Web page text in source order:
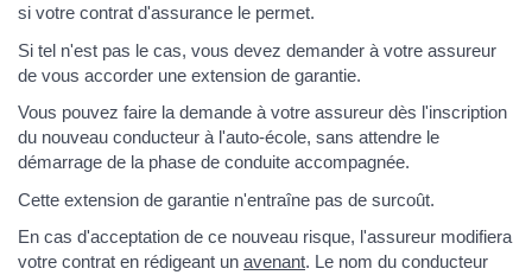
si votre contrat d'assurance le permet.
Si tel n'est pas le cas, vous devez demander à votre assureur
de vous accorder une extension de garantie.
Vous pouvez faire la demande à votre assureur dès l'inscription
du nouveau conducteur à l'auto-école, sans attendre le
démarrage de la phase de conduite accompagnée.
Cette extension de garantie n'entraîne pas de surcoût.
En cas d'acceptation de ce nouveau risque, l'assureur modifiera
votre contrat en rédigeant un avenant. Le nom du conducteur